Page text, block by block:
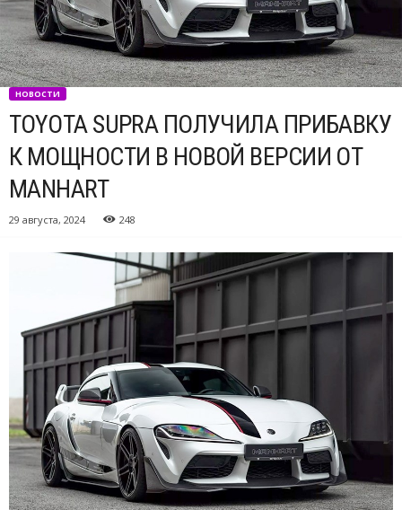
НОВОСТИ
TOYOTA SUPRA ПОЛУЧИЛА ПРИБАВКУ
К МОЩНОСТИ В НОВОЙ ВЕРСИИ ОТ
MANHART
29 августа, 2024 248